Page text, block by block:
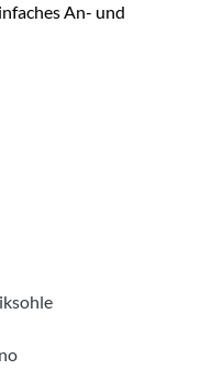
An- und
no